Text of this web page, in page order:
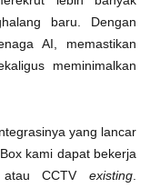
baru. Dengan
AI, memastikan
meminimalkan
yang lancar
kami dapat bekerja
atau CCTV existing